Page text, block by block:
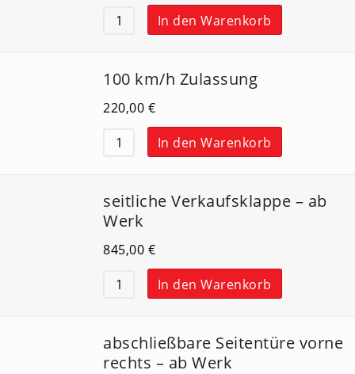
In den Warenkorb
100 km/h Zulassung
220,00 €
In den Warenkorb
seitliche Verkaufsklappe – ab
Werk
845,00 €
In den Warenkorb
abschließbare Seitentüre vorne
rechts – ab Werk